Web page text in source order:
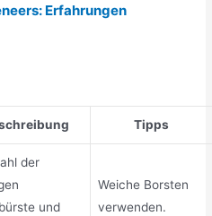
Erfahrungen
Tipps
der
und
Weiche Borsten
verwenden.